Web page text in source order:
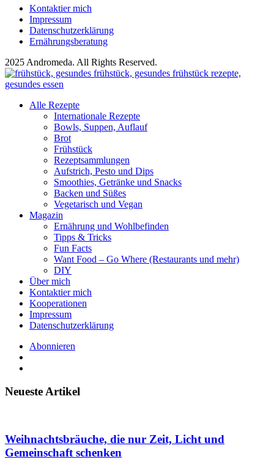
Kontaktier mich
Impressum
Datenschutzerklärung
Ernährungsberatung
2025 Andromeda. All Rights Reserved.
Alle Rezepte
Internationale Rezepte
Bowls, Suppen, Auflauf
Brot
Frühstück
Rezeptsammlungen
Aufstrich, Pesto und Dips
Smoothies, Getränke und Snacks
Backen und Süßes
Vegetarisch und Vegan
Magazin
Ernährung und Wohlbefinden
Tipps & Tricks
Fun Facts
Want Food – Go Where (Restaurants und mehr)
DIY
Über mich
Kontaktier mich
Kooperationen
Impressum
Datenschutzerklärung
Abonnieren
Neueste Artikel
Weihnachtsbräuche, die nur Zeit, Licht und
Gemeinschaft schenken